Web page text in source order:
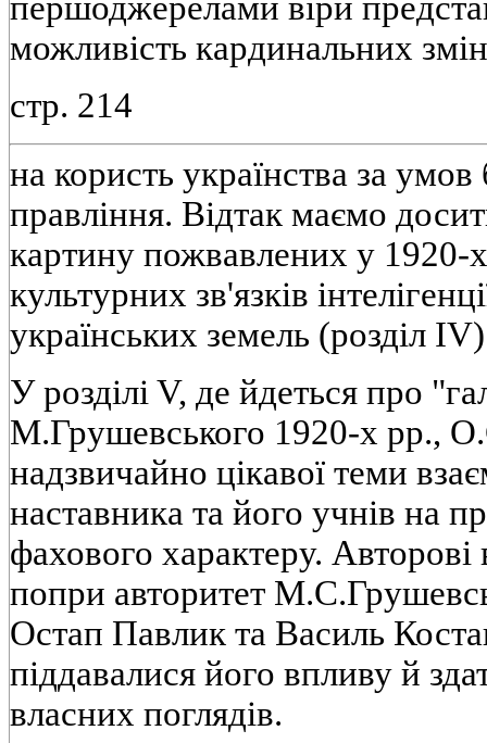
можливiсть кардинальних змiн
стр. 214
на користь українства за
правлiння. Вiдтак маємо
картину пожвавлених у 1920-
культурних зв'язкiв
українських земель (роздiл
У роздiлi V, де йдеться про
М.Грушевського 1920-х pp.,
надзвичайно цiкавої теми
наставника та його учнiв на
фахового характеру. Авторовi
попри авторитет
Остап Павлик та Василь
пiддавалися його впливу й
власних поглядiв.